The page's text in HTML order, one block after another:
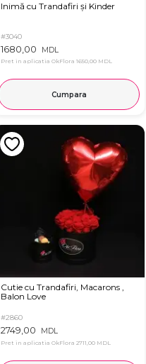
Inimă cu Trandafiri și Kinder
#3040
1680,00 MDL
Pret in aplicatia OkFlora 1650,00 MDL
Cumpara
Cutie cu Trandafiri, Macarons ,
Balon Love
#2860
2749,00 MDL
Pret in aplicatia OkFlora 2711,00 MDL